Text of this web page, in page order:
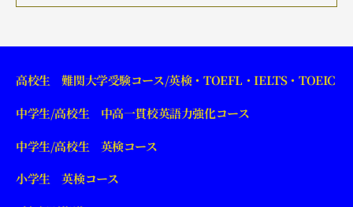
高校生 難関大学受験コース/英検・TOEFL・IELTS・TOEIC
中学生/高校生 中高一貫校英語力強化コース
中学生/高校生 英検コース
小学生 英検コース